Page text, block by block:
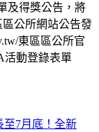
及得獎公告，將
區公所網站公告發
東區區公所官
活動登錄表單
至7月底！全新